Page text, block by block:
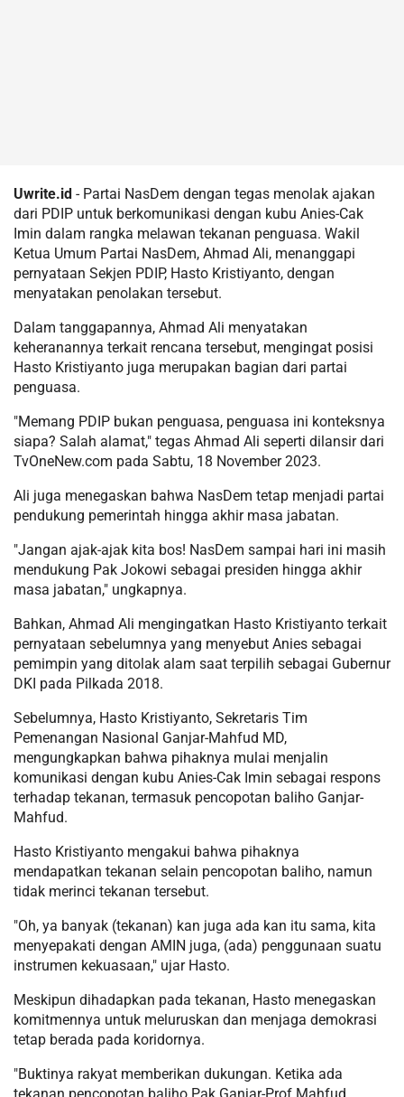
Uwrite.id - Partai NasDem dengan tegas menolak ajakan
dari PDIP untuk berkomunikasi dengan kubu Anies-Cak
Imin dalam rangka melawan tekanan penguasa. Wakil
Ketua Umum Partai NasDem, Ahmad Ali, menanggapi
pernyataan Sekjen PDIP, Hasto Kristiyanto, dengan
menyatakan penolakan tersebut.
Dalam tanggapannya, Ahmad Ali menyatakan
keheranannya terkait rencana tersebut, mengingat posisi
Hasto Kristiyanto juga merupakan bagian dari partai
penguasa.
"Memang PDIP bukan penguasa, penguasa ini konteksnya
siapa? Salah alamat," tegas Ahmad Ali seperti dilansir dari
TvOneNew.com pada Sabtu, 18 November 2023.
Ali juga menegaskan bahwa NasDem tetap menjadi partai
pendukung pemerintah hingga akhir masa jabatan.
"Jangan ajak-ajak kita bos! NasDem sampai hari ini masih
mendukung Pak Jokowi sebagai presiden hingga akhir
masa jabatan," ungkapnya.
Bahkan, Ahmad Ali mengingatkan Hasto Kristiyanto terkait
pernyataan sebelumnya yang menyebut Anies sebagai
pemimpin yang ditolak alam saat terpilih sebagai Gubernur
DKI pada Pilkada 2018.
Sebelumnya, Hasto Kristiyanto, Sekretaris Tim
Pemenangan Nasional Ganjar-Mahfud MD,
mengungkapkan bahwa pihaknya mulai menjalin
komunikasi dengan kubu Anies-Cak Imin sebagai respons
terhadap tekanan, termasuk pencopotan baliho Ganjar-
Mahfud.
Hasto Kristiyanto mengakui bahwa pihaknya
mendapatkan tekanan selain pencopotan baliho, namun
tidak merinci tekanan tersebut.
"Oh, ya banyak (tekanan) kan juga ada kan itu sama, kita
menyepakati dengan AMIN juga, (ada) penggunaan suatu
instrumen kekuasaan," ujar Hasto.
Meskipun dihadapkan pada tekanan, Hasto menegaskan
komitmennya untuk meluruskan dan menjaga demokrasi
tetap berada pada koridornya.
"Buktinya rakyat memberikan dukungan. Ketika ada
tekanan pencopotan baliho Pak Ganjar-Prof Mahfud,